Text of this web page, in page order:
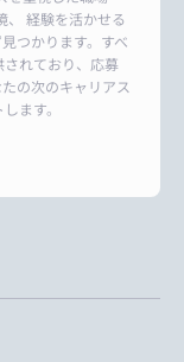
、 経験を活かせる
つかります。すべ
されており、応募
の次のキャリアス
ます。